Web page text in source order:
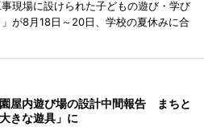
現場に設けられた子どもの遊び・学び
が8月18日～20日、学校の夏休みに合
屋内遊び場の設計中間報告 まちと
きな遊具」に